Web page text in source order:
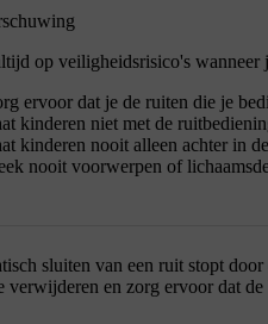
op veiligheidsrisico's wanneer
ervoor dat je de ruiten die je
kinderen niet met de
kinderen nooit alleen achter in
nooit voorwerpen of
sluiten van een ruit stopt
verwijderen en zorg ervoor dat